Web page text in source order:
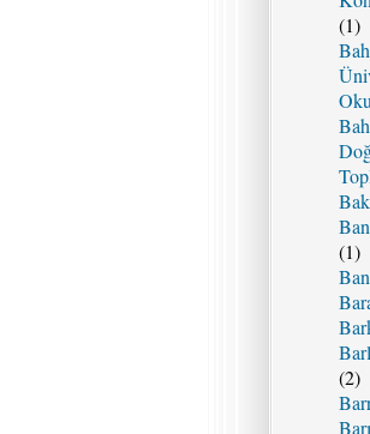
(1)
(1)
(2)